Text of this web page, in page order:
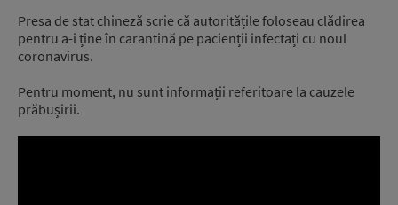
Presa de stat chineză scrie că autoritățile foloseau clădirea
pentru a-i ține în carantină pe pacienții infectați cu noul
coronavirus.
Pentru moment, nu sunt informații referitoare la cauzele
prăbușirii.